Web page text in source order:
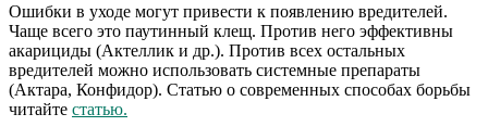
Ошибки в уходе могут привести к появлению вредителей.
Чаще всего это паутинный клещ. Против него эффективны
акарициды (Актеллик и др.). Против всех остальных
вредителей можно использовать системные препараты
(Актара, Конфидор). Статью о современных способах борьбы
читайте статью.